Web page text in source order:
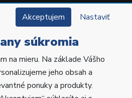
Fa Dental a.s. Všetky práva
vyhradené.
Akceptujem Nastaviť
súkromia
na mieru. Na základe Vášho
jeho obsah a
ponuky a produkty.